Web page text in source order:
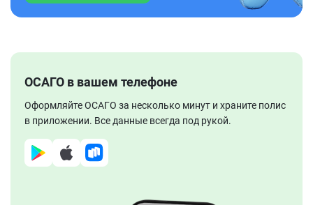
ОСАГО в вашем телефоне
Оформляйте ОСАГО за несколько минут и храните полис
в приложении. Все данные всегда под рукой.